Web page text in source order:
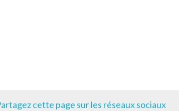
cette page sur les réseaux sociaux